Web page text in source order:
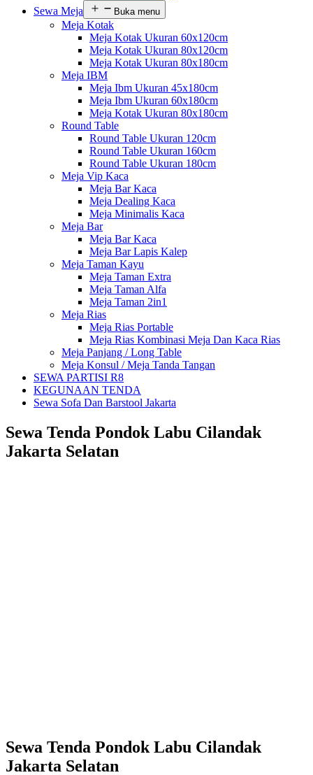
Sewa Meja
Buka menu
Meja Kotak
Meja Kotak Ukuran 60x120cm
Meja Kotak Ukuran 80x120cm
Meja Kotak Ukuran 80x180cm
Meja IBM
Meja Ibm Ukuran 45x180cm
Meja Ibm Ukuran 60x180cm
Meja Kotak Ukuran 80x180cm
Round Table
Round Table Ukuran 120cm
Round Table Ukuran 160cm
Round Table Ukuran 180cm
Meja Vip Kaca
Meja Bar Kaca
Meja Dealing Kaca
Meja Minimalis Kaca
Meja Bar
Meja Bar Kaca
Meja Bar Lapis Kalep
Meja Taman Kayu
Meja Taman Extra
Meja Taman Alfa
Meja Taman 2in1
Meja Rias
Meja Rias Portable
Meja Rias Kombinasi Meja Dan Kaca Rias
Meja Panjang / Long Table
Meja Konsul / Meja Tanda Tangan
SEWA PARTISI R8
KEGUNAAN TENDA
Sewa Sofa Dan Barstool Jakarta
Sewa Tenda Pondok Labu Cilandak
Jakarta Selatan
Sewa Tenda Pondok Labu Cilandak
Jakarta Selatan